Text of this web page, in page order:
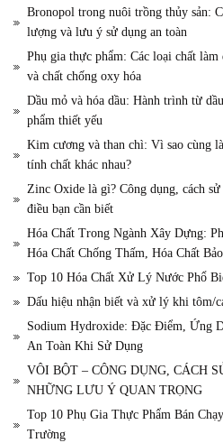
Bronopol trong nuôi trồng thủy sản:
lượng và lưu ý sử dụng an toàn
Phụ gia thực phẩm: Các loại chất làm
và chất chống oxy hóa
Dầu mỏ và hóa dầu: Hành trình từ
phẩm thiết yếu
Kim cương và than chì: Vì sao cùng
tính chất khác nhau?
Zinc Oxide là gì? Công dụng, cách
điều bạn cần biết
Hóa Chất Trong Ngành Xây Dựng:
Hóa Chất Chống Thấm, Hóa Chất
Top 10 Hóa Chất Xử Lý Nước Phổ
Dấu hiệu nhận biết và xử lý khi tôm/
Sodium Hydroxide: Đặc Điểm, Ứng
An Toàn Khi Sử Dụng
VÔI BỘT – CÔNG DỤNG, CÁCH
NHỮNG LƯU Ý QUAN TRỌNG
Top 10 Phụ Gia Thực Phẩm Bán
Trường